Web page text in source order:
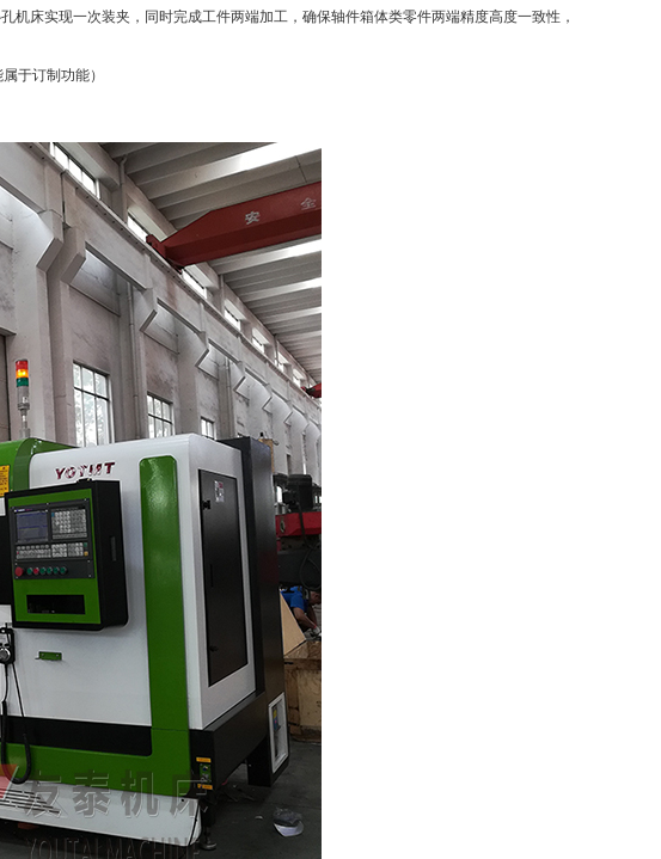
机床实现一次装夹，同时完成工件两端加工，确保轴件箱体类零件两端精度高度一致性，
于订制功能）